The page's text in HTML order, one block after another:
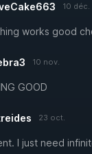
10 déc.
works good
10 nov.
GOOD
23 oct.
I just need